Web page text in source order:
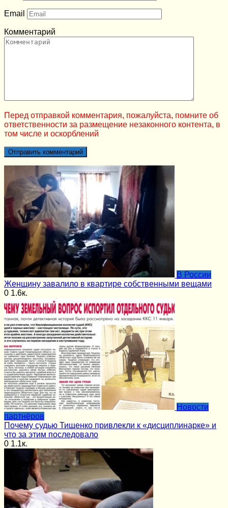
Email
Комментарий
Перед отправкой комментария, пожалуйста, помните об
ответственности за размещение незаконного контента, в
том числе и оскорблений
В России
Женщину завалило в квартире собственными вещами
0 1.6к.
Новости
партнёров
Почему судью Тищенко привлекли к «дисциплинарке» и
что за этим последовало
0 1.1к.